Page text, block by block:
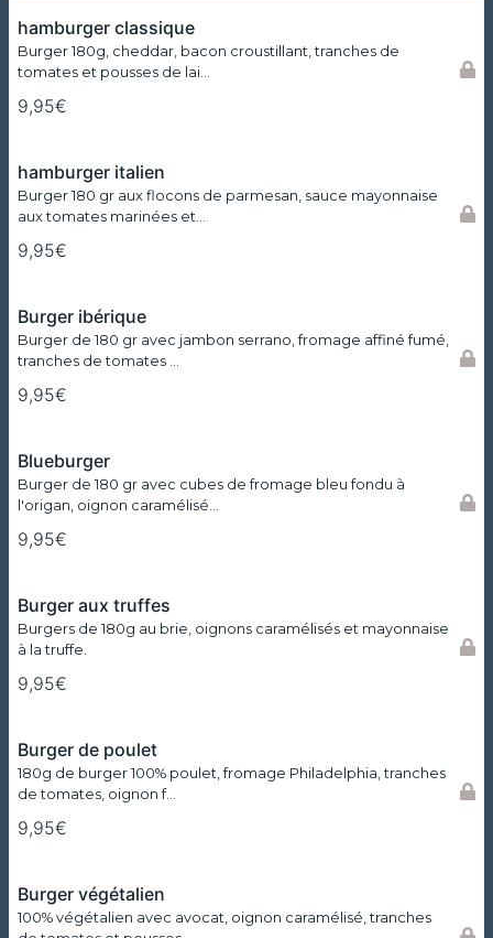
hamburger classique
Burger 180g, cheddar, bacon croustillant, tranches de
tomates et pousses de lai…
9,95€
hamburger italien
Burger 180 gr aux flocons de parmesan, sauce mayonnaise
aux tomates marinées et…
9,95€
Burger ibérique
Burger de 180 gr avec jambon serrano, fromage affiné fumé,
tranches de tomates …
9,95€
Blueburger
Burger de 180 gr avec cubes de fromage bleu fondu à
l'origan, oignon caramélisé…
9,95€
Burger aux truffes
Burgers de 180g au brie, oignons caramélisés et mayonnaise
à la truffe.
9,95€
Burger de poulet
180g de burger 100% poulet, fromage Philadelphia, tranches
de tomates, oignon f…
9,95€
Burger végétalien
100% végétalien avec avocat, oignon caramélisé, tranches